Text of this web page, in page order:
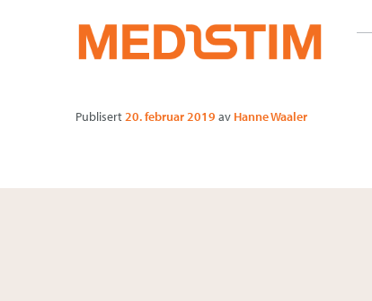
KIT
Publisert20. februar 2019 av Hanne Waaler